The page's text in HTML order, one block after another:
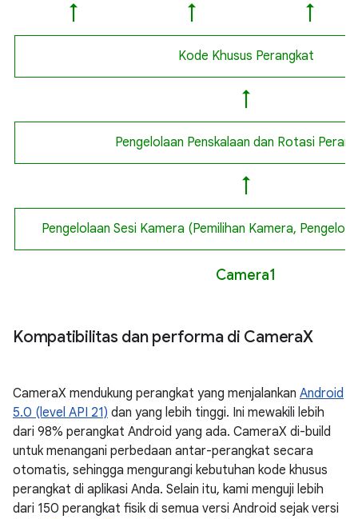
↑ ↑ ↑
Kode Khusus Perangkat
↑
Pengelolaan Penskalaan dan Rotasi
↑
Pengelolaan Sesi Kamera (Pemilihan Kamera,
Camera1
Kompatibilitas dan performa di CameraX
CameraX mendukung perangkat yang menjalankan Android
5.0 (level API 21) dan yang lebih tinggi. Ini mewakili lebih
dari 98% perangkat Android yang ada. CameraX di-build
untuk menangani perbedaan antar-perangkat secara
otomatis, sehingga mengurangi kebutuhan kode khusus
perangkat di aplikasi Anda. Selain itu, kami menguji lebih
dari 150 perangkat fisik di semua versi Android sejak versi